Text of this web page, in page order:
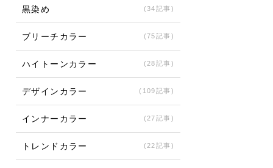
黒染め (34記事)
ブリーチカラー (75記事)
ハイトーンカラー (28記事)
デザインカラー (109記事)
インナーカラー (27記事)
トレンドカラー (22記事)